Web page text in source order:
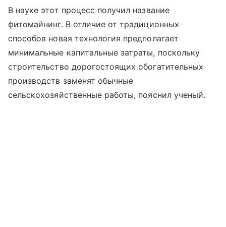
В науке этот процесс получил название
фитомайнинг. В отличие от традиционных
способов новая технология предполагает
минимальные капитальные затраты, поскольку
строительство дорогостоящих обогатительных
производств заменят обычные
сельскохозяйственные работы, пояснил ученый.